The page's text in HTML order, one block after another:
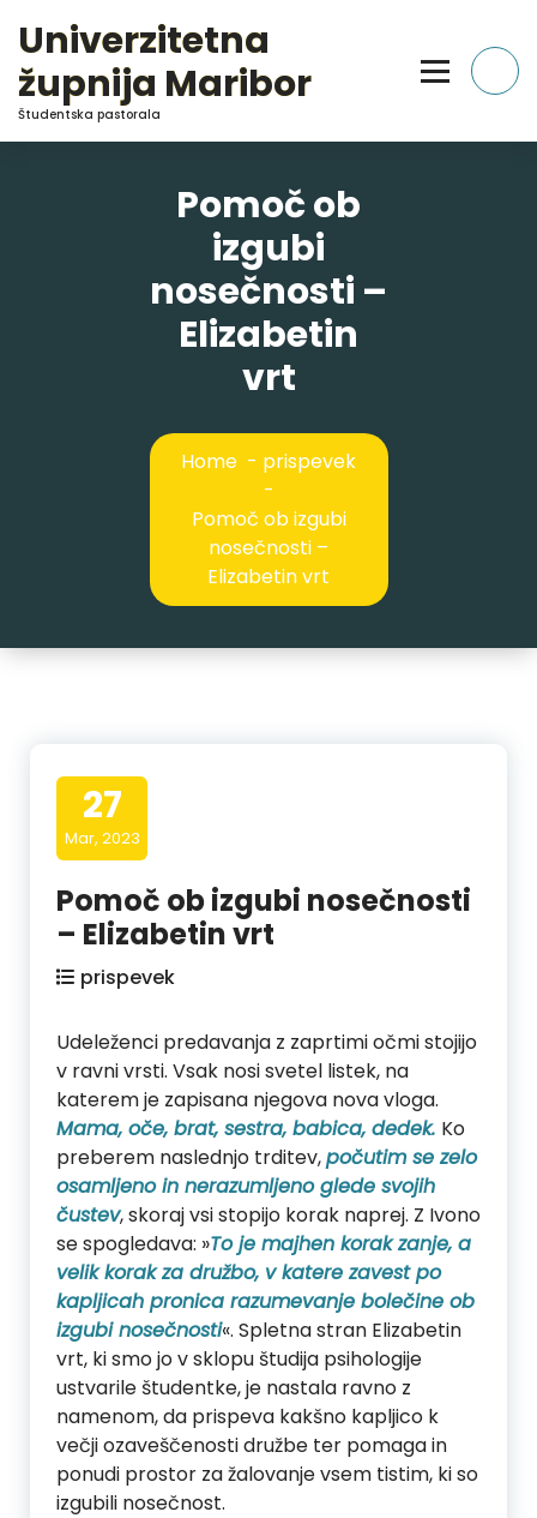
Content
Univerzitetna
župnija Maribor
Študentska pastorala
Pomoč ob
izgubi
nosečnosti –
Elizabetin
vrt
Home - prispevek
-
Pomoč ob izgubi
nosečnosti –
Elizabetin vrt
27
Mar, 2023
Pomoč ob izgubi nosečnosti
– Elizabetin vrt
prispevek
Udeleženci predavanja z zaprtimi očmi stojijo
v ravni vrsti. Vsak nosi svetel listek, na
katerem je zapisana njegova nova vloga.
Mama, oče, brat, sestra, babica, dedek. Ko
preberem naslednjo trditev,počutim se zelo
osamljeno in nerazumljeno glede svojih
čustev, skoraj vsi stopijo korak naprej. Z Ivono
se spogledava: »To je majhen korak zanje, a
velik korak za družbo, v katere zavest po
kapljicah pronica razumevanje bolečine ob
izgubi nosečnosti«. Spletna stran Elizabetin
vrt, ki smo jo v sklopu študija psihologije
ustvarile študentke, je nastala ravno z
namenom, da prispeva kakšno kapljico k
večji ozaveščenosti družbe ter pomaga in
ponudi prostor za žalovanje vsem tistim, ki so
izgubili nosečnost.